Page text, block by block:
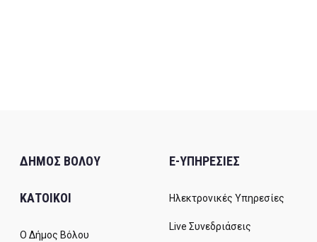
ΔΗΜΟΣ ΒΟΛΟΥ
ΚΑΤΟΙΚΟΙ
Ο Δήμος Βόλου
E-ΥΠΗΡΕΣΙΕΣ
Ηλεκτρονικές Υπηρεσίες
Live Συνεδριάσεις